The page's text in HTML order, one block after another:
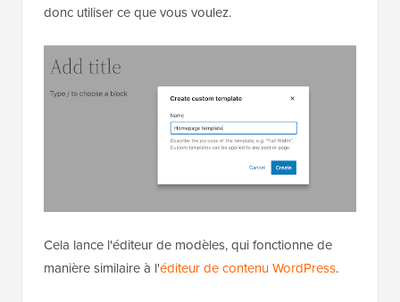
donc utiliser ce que vous voulez.
Cela lance l'éditeur de modèles, qui fonctionne de
manière similaire à l'éditeur de contenu WordPress.